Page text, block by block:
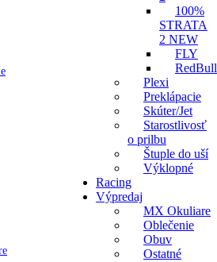
100%
STRATA
2 NEW
FLY
RedBull
Plexi
Preklápacie
Skúter/Jet
Starostlivosť
o prilbu
Štuple do uší
Výklopné
Racing
Výpredaj
MX Okuliare
Oblečenie
Obuv
Ostatné